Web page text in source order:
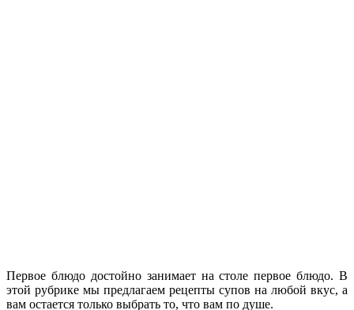
Первое блюдо достойно занимает на столе первое блюдо. В
этой рубрике мы предлагаем рецепты супов на любой вкус, а
вам остается только выбрать то, что вам по душе.